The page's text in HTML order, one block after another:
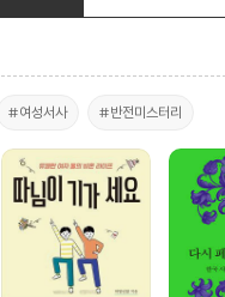
#여성서사 #반전미스터리